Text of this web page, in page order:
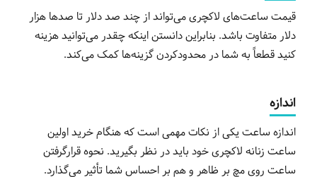
قیمت ساعت‌های لاکچری می‌تواند از چند صد دلار تا صدها هزار
دلار متفاوت باشد. بنابراین دانستن اینکه چقدر می‌توانید هزینه
کنید قطعاً به شما در محدودکردن گزینه‌ها کمک می‌کند.
اندازه
اندازه ساعت یکی از نکات مهمی است که هنگام خرید اولین
ساعت زنانه لاکچری خود باید در نظر بگیرید. نحوه قرارگرفتن
ساعت روی مچ بر ظاهر و هم بر احساس شما تأثیر می‌گذارد.